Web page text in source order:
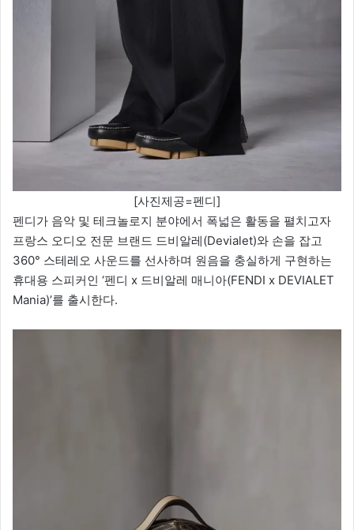
[사진제공=펜디]
펜디가 음악 및 테크놀로지 분야에서 폭넓은 활동을 펼치고자
프랑스 오디오 전문 브랜드 드비알레(Devialet)와 손을 잡고
360° 스테레오 사운드를 선사하며 원음을 충실하게 구현하는
휴대용 스피커인 ‘펜디 x 드비알레 매니아(FENDI x DEVIALET
Mania)’를 출시한다.